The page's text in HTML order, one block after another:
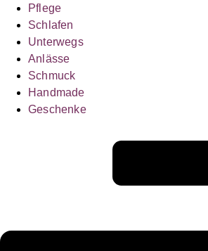
Pflege
Schlafen
Unterwegs
Anlässe
Schmuck
Handmade
Geschenke